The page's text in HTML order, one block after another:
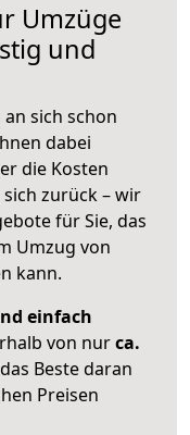
Umzüge
und
sich schon
dabei
die Kosten
sich zurück – wir
für Sie, das
Umzug von
kann.
einfach
von nurca.
Beste daran
Preisen